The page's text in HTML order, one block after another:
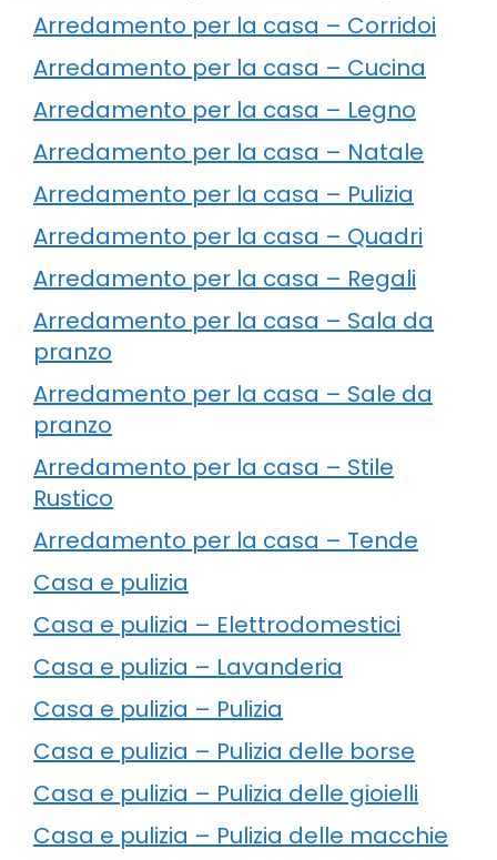
Arredamento per la casa – Corridoi
Arredamento per la casa – Cucina
Arredamento per la casa – Legno
Arredamento per la casa – Natale
Arredamento per la casa – Pulizia
Arredamento per la casa – Quadri
Arredamento per la casa – Regali
Arredamento per la casa – Sala da
pranzo
Arredamento per la casa – Sale da
pranzo
Arredamento per la casa – Stile
Rustico
Arredamento per la casa – Tende
Casa e pulizia
Casa e pulizia – Elettrodomestici
Casa e pulizia – Lavanderia
Casa e pulizia – Pulizia
Casa e pulizia – Pulizia delle borse
Casa e pulizia – Pulizia delle gioielli
Casa e pulizia – Pulizia delle macchie